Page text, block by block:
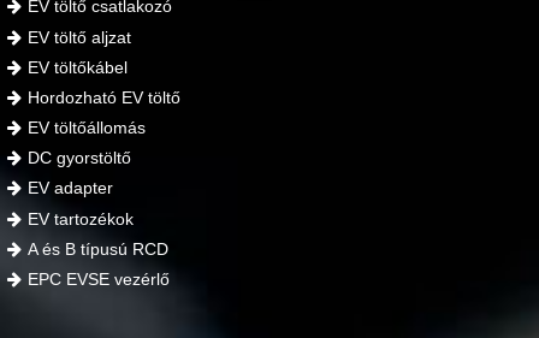
EV töltő csatlakozó
EV töltő aljzat
EV töltőkábel
Hordozható EV töltő
EV töltőállomás
DC gyorstöltő
EV adapter
EV tartozékok
A és B típusú RCD
EPC EVSE vezérlő